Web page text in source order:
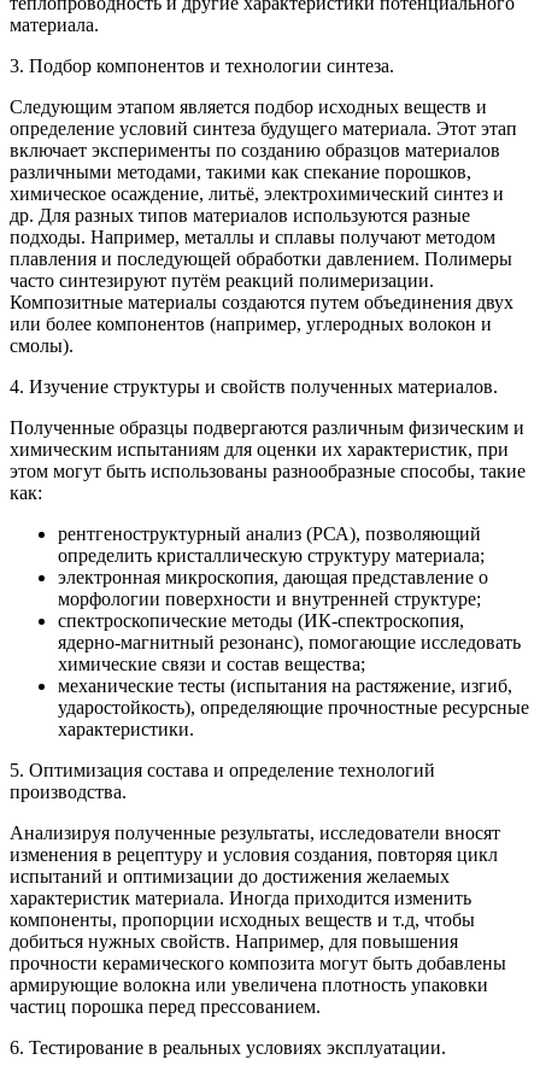
материала.
3. Подбор компонентов и технологии синтеза.
Следующим этапом является подбор исходных веществ и
определение условий синтеза будущего материала. Этот этап
включает эксперименты по созданию образцов материалов
различными методами, такими как спекание порошков,
химическое осаждение, литьё, электрохимический синтез и
др. Для разных типов материалов используются разные
подходы. Например, металлы и сплавы получают методом
плавления и последующей обработки давлением. Полимеры
часто синтезируют путём реакций полимеризации.
Композитные материалы создаются путем объединения двух
или более компонентов (например, углеродных волокон и
смолы).
4. Изучение структуры и свойств полученных материалов.
Полученные образцы подвергаются различным физическим и
химическим испытаниям для оценки их характеристик, при
этом могут быть использованы разнообразные способы, такие
как:
рентгеноструктурный анализ (РСА), позволяющий
определить кристаллическую структуру материала;
электронная микроскопия, дающая представление о
морфологии поверхности и внутренней структуре;
спектроскопические методы (ИК-спектроскопия,
ядерно-магнитный резонанс), помогающие исследовать
химические связи и состав вещества;
механические тесты (испытания на растяжение, изгиб,
ударостойкость), определяющие прочностные ресурсные
характеристики.
5. Оптимизация состава и определение технологий
производства.
Анализируя полученные результаты, исследователи вносят
изменения в рецептуру и условия создания, повторяя цикл
испытаний и оптимизации до достижения желаемых
характеристик материала. Иногда приходится изменить
компоненты, пропорции исходных веществ и т.д, чтобы
добиться нужных свойств. Например, для повышения
прочности керамического композита могут быть добавлены
армирующие волокна или увеличена плотность упаковки
частиц порошка перед прессованием.
6. Тестирование в реальных условиях эксплуатации.